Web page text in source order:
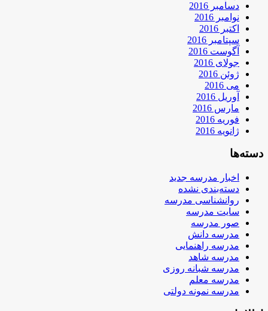
دسامبر 2016
نوامبر 2016
اکتبر 2016
سپتامبر 2016
آگوست 2016
جولای 2016
ژوئن 2016
می 2016
آوریل 2016
مارس 2016
فوریه 2016
ژانویه 2016
دسته‌ها
اخبار مدرسه جدید
دسته‌بندی نشده
روانشناسی مدرسه
سایت مدرسه
صور مدرسه
مدرسه دانش
مدرسه راهنمایی
مدرسه شاهد
مدرسه شبانه روزی
مدرسه معلم
مدرسه نمونه دولتی